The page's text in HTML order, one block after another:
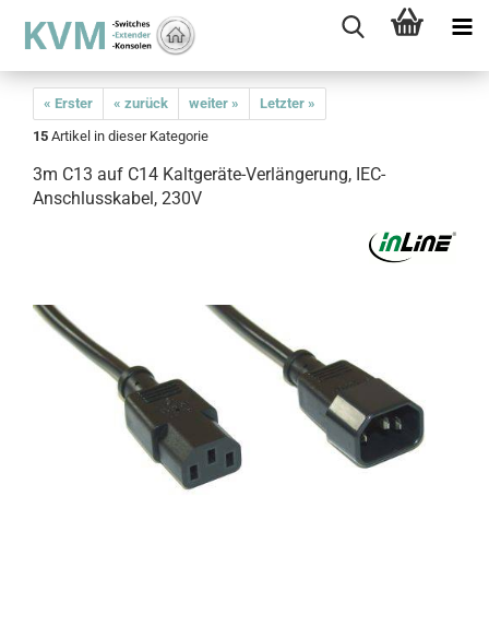
« Erster « zurück weiter »
Letzter »
15 Artikel in dieser Kategorie
3m C13 auf C14 Kaltgeräte-Verlängerung, IEC-
Anschlusskabel, 230V